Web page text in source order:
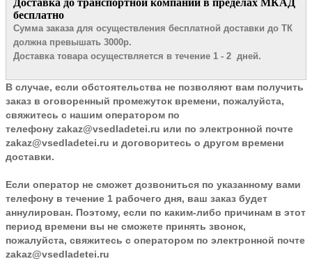
​Доставка до транспортной компании в пределах МКАД
бесплатно
Сумма заказа для осуществления бесплатной доставки до ТК
должна превышать 3000р.
Доставка товара осуществляется в течение 1 - 2 дней.
В случае, если обстоятельства не позволяют вам получить
заказ в оговоренный промежуток времени, пожалуйста,
свяжитесь с нашим оператором по
телефону zakaz@vsedladetei.ru или по электронной почте
zakaz@vsedladetei.ru и договоритесь о другом времени
доставки.
Если оператор не сможет дозвониться по указанному вами
телефону в течение 1 рабочего дня, ваш заказ будет
аннулирован. Поэтому, если по каким-либо причинам в этот
период времени вы не сможете принять звонок,
пожалуйста, свяжитесь с оператором по электронной почте
zakaz@vsedladetei.ru